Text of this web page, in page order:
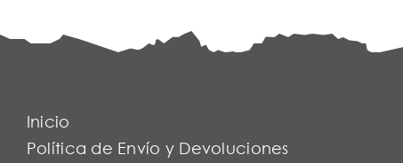
Inicio
Política de Envío y Devoluciones